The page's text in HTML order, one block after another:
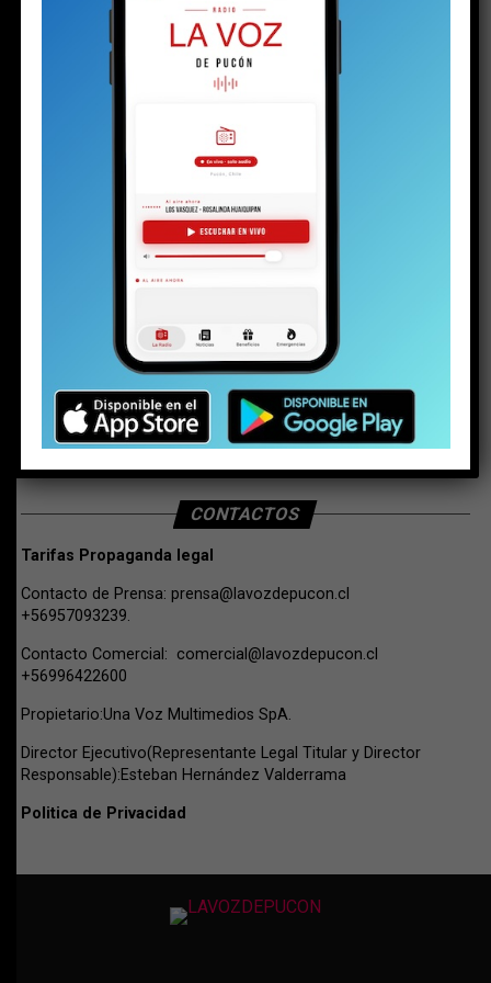
BUSCAR
CONTACTOS
Tarifas Propaganda legal
Contacto de Prensa: prensa@lavozdepucon.cl
+56957093239.
Contacto Comercial: comercial@lavozdepucon.cl
+56996422600
Propietario:Una Voz Multimedios SpA.
Director Ejecutivo(Representante Legal Titular y Director
Responsable):Esteban Hernández Valderrama
Politica de Privacidad